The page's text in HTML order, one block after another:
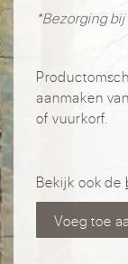
*Bezorging
aanmaken
of vuurkorf.
Bekijk ook de
Voeg toe